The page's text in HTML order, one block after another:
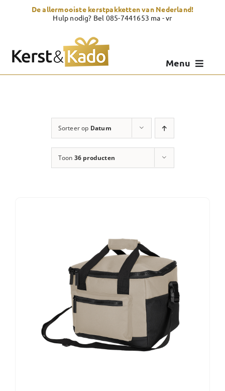
De allermooiste kerstpakketten van Nederland!
Hulp nodig? Bel 085-7441653 ma - vr
Menu
Zelf samenstellen
Sorteer op Datum
Toon 36 producten